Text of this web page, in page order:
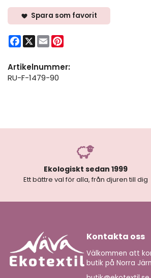
Spara som favorit
Facebook
X Email
Artikelnummer:
RU-F-1479-90
Ekologiskt sedan 1999
Ett bättre val för alla, från djuren till dig
Kontakta oss
Välkommen att
butik på Norra